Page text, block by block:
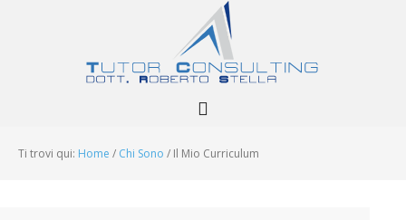
Ti trovi qui: Home / Chi Sono / Il Mio Curriculum